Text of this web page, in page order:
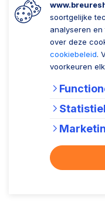
soortgelijke
analyseren
over deze
cookiebeleid.
voorkeuren